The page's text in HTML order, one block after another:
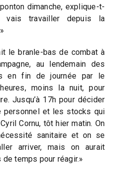
dimanche, explique-t-
vais travailler depuis la
le branle-bas de combat à
au lendemain des
en fin de journée par le
moins la nuit, pour
Jusqu’à 17h pour décider
personnel et les stocks qui
Cornu, tôt hier matin. On
sanitaire et on se
arriver, mais on aurait
de temps pour réagir.»